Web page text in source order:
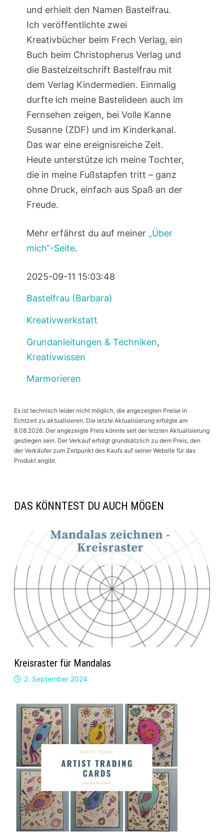
und erhielt den Namen Bastelfrau.
Ich veröffentlichte zwei
Kreativbücher beim Frech Verlag, ein
Buch beim Christopherus Verlag und
die Bastelzeitschrift Bastelfrau mit
dem Verlag Kindermedien. Einmalig
durfte ich meine Bastelideen auch im
Fernsehen zeigen, bei Volle Kanne
Susanne (ZDF) und im Kinderkanal.
Das war eine ereignisreiche Zeit.
Heute unterstütze ich meine Tochter,
die in meine Fußstapfen tritt – ganz
ohne Druck, einfach aus Spaß an der
Freude.
Mehr erfährst du auf meiner „Über
mich“-Seite.
2025-09-11 15:03:48
Bastelfrau (Barbara)
Kreativwerkstatt
Grundanleitungen & Techniken,
Kreativwissen
Marmorieren
Es ist technisch leider nicht möglich, die angezeigten Preise in
Echtzeit zu aktualisieren. Die letzte Aktualisierung erfolgte am
8.08.2026. Der angezeigte Preis könnte seit der letzten Aktualisierung
gestiegen sein. Der Verkauf erfolgt grundsätzlich zu dem Preis, den
der Verkäufer zum Zeitpunkt des Kaufs auf seiner Website für das
Produkt angibt.
DAS KÖNNTEST DU AUCH MÖGEN
Kreisraster für Mandalas
2. September 2024